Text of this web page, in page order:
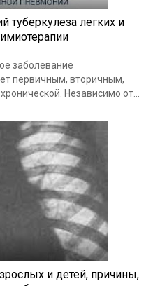
туберкулеза легких и
заболевание
первичным, вторичным,
Независимо от...
и детей, причины,